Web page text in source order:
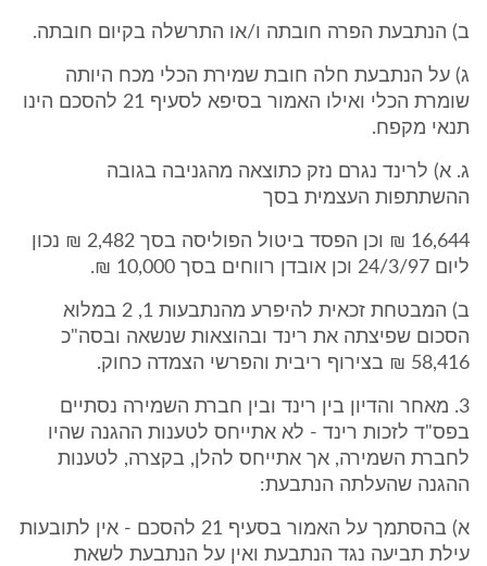
ב) הנתבעת הפרה חובתה ו/או התרשלה בקיום חובתה.
ג) על הנתבעת חלה חובת שמירת הכלי מכח היותה
שומרת הכלי ואילו האמור בסיפא לסעיף 21 להסכם הינו
תנאי מקפח.
ג. א) לרינד נגרם נזק כתוצאה מהגניבה בגובה
ההשתתפות העצמית בסך
16,644 ₪ וכן הפסד ביטול הפוליסה בסך 2,482 ₪ נכון
ליום 24/3/97 וכן אובדן רווחים בסך 10,000 ₪.
ב) המבטחת זכאית להיפרע מהנתבעות 1, 2 במלוא
הסכום שפיצתה את רינד ובהוצאות שנשאה ובסה"כ
58,416 ₪ בצירוף ריבית והפרשי הצמדה כחוק.
3. מאחר והדיון בין רינד ובין חברת השמירה נסתיים
בפס"ד לזכות רינד - לא אתייחס לטענות ההגנה שהיו
לחברת השמירה, אך אתייחס להלן, בקצרה, לטענות
ההגנה שהעלתה הנתבעת:
א) בהסתמך על האמור בסעיף 21 להסכם - אין לתובעות
עילת תביעה נגד הנתבעת ואין על הנתבעת לשאת